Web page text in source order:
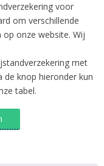
voor
om verschillende
op onze website. Wij
met
de knop hieronder kun
tabel.